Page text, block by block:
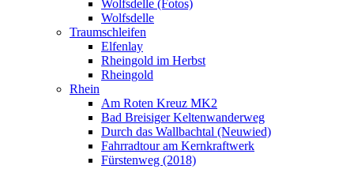
Wolfsdelle (Fotos)
Wolfsdelle
Traumschleifen
Elfenlay
Rheingold im Herbst
Rheingold
Rhein
Am Roten Kreuz MK2
Bad Breisiger Keltenwanderweg
Durch das Wallbachtal (Neuwied)
Fahrradtour am Kernkraftwerk
Fürstenweg (2018)